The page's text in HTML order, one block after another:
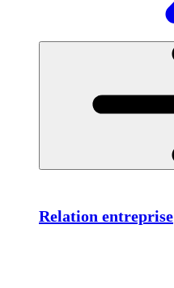
Relation entreprise